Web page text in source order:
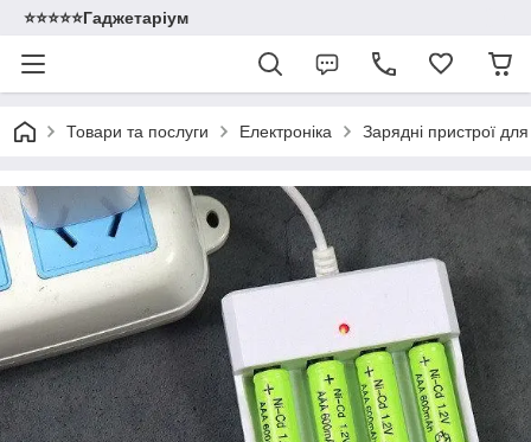
⭐️⭐️⭐️⭐️⭐️Гаджетаріум
Товари та послуги Електроніка Зарядні пристрої